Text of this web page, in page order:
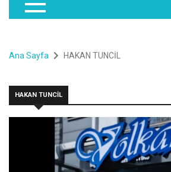
Ana Sayfa HAKAN TUNCİL
HAKAN TUNCİL